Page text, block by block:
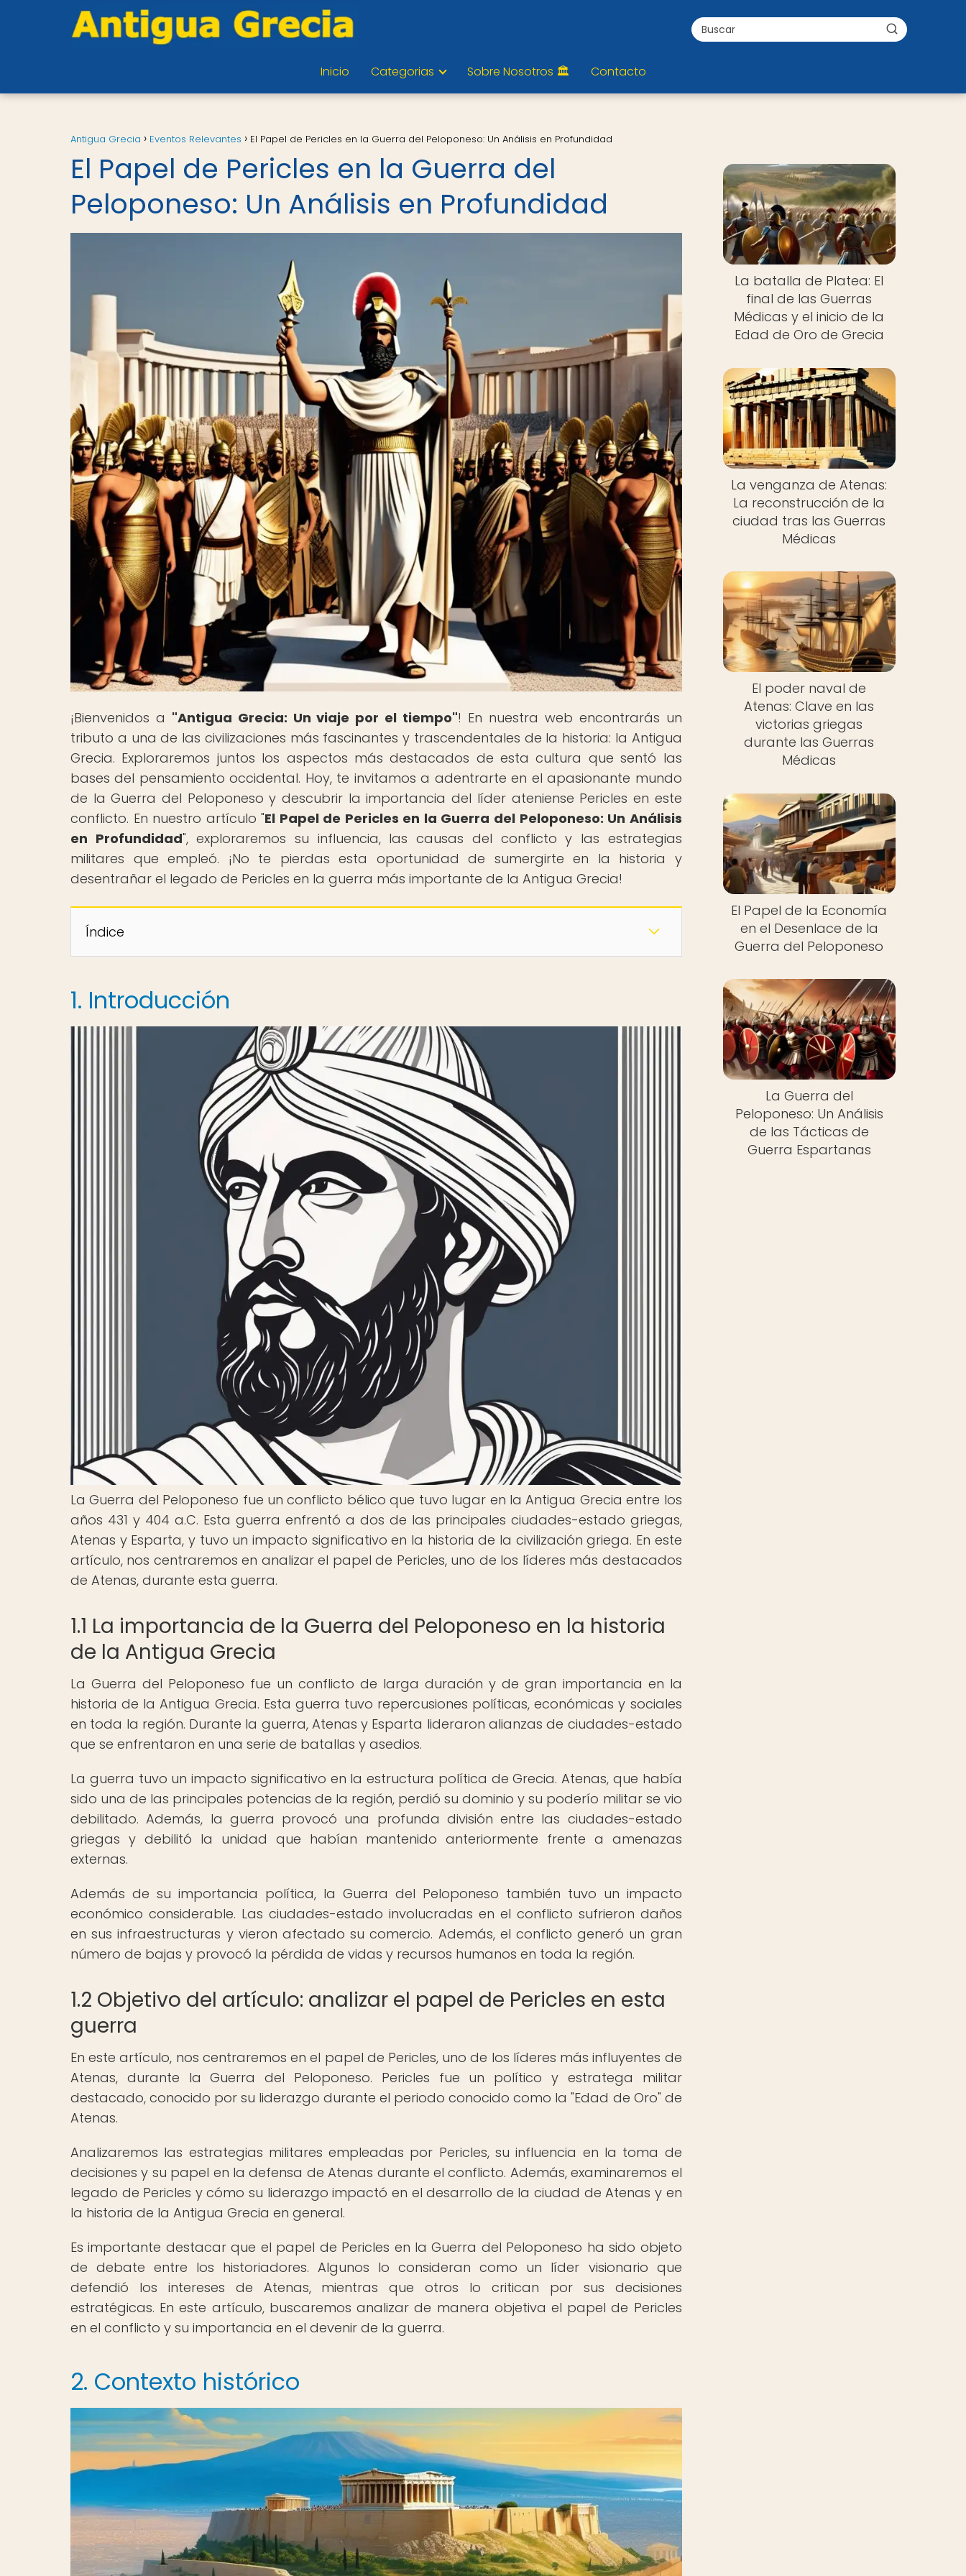
Inicio Categorias Sobre Nosotros 🏛️ Contacto
Antigua Grecia Eventos Relevantes El Papel de Pericles en la Guerra del Peloponeso: Un Análisis en Profundidad
El Papel de Pericles en la Guerra del
Peloponeso: Un Análisis en Profundidad
¡Bienvenidos a "Antigua Grecia: Un viaje por el tiempo"! En nuestra web encontrarás un
tributo a una de las civilizaciones más fascinantes y trascendentales de la historia: la Antigua
Grecia. Exploraremos juntos los aspectos más destacados de esta cultura que sentó las
bases del pensamiento occidental. Hoy, te invitamos a adentrarte en el apasionante mundo
de la Guerra del Peloponeso y descubrir la importancia del líder ateniense Pericles en este
conflicto. En nuestro artículo "El Papel de Pericles en la Guerra del Peloponeso: Un Análisis
en Profundidad", exploraremos su influencia, las causas del conflicto y las estrategias
militares que empleó. ¡No te pierdas esta oportunidad de sumergirte en la historia y
desentrañar el legado de Pericles en la guerra más importante de la Antigua Grecia!
Índice
1. Introducción
La Guerra del Peloponeso fue un conflicto bélico que tuvo lugar en la Antigua Grecia entre los
años 431 y 404 a.C. Esta guerra enfrentó a dos de las principales ciudades-estado griegas,
Atenas y Esparta, y tuvo un impacto significativo en la historia de la civilización griega. En este
artículo, nos centraremos en analizar el papel de Pericles, uno de los líderes más destacados
de Atenas, durante esta guerra.
1.1 La importancia de la Guerra del Peloponeso en la historia
de la Antigua Grecia
La Guerra del Peloponeso fue un conflicto de larga duración y de gran importancia en la
historia de la Antigua Grecia. Esta guerra tuvo repercusiones políticas, económicas y sociales
en toda la región. Durante la guerra, Atenas y Esparta lideraron alianzas de ciudades-estado
que se enfrentaron en una serie de batallas y asedios.
La guerra tuvo un impacto significativo en la estructura política de Grecia. Atenas, que había
sido una de las principales potencias de la región, perdió su dominio y su poderío militar se vio
debilitado. Además, la guerra provocó una profunda división entre las ciudades-estado
griegas y debilitó la unidad que habían mantenido anteriormente frente a amenazas
externas.
Además de su importancia política, la Guerra del Peloponeso también tuvo un impacto
económico considerable. Las ciudades-estado involucradas en el conflicto sufrieron daños
en sus infraestructuras y vieron afectado su comercio. Además, el conflicto generó un gran
número de bajas y provocó la pérdida de vidas y recursos humanos en toda la región.
1.2 Objetivo del artículo: analizar el papel de Pericles en esta
guerra
En este artículo, nos centraremos en el papel de Pericles, uno de los líderes más influyentes de
Atenas, durante la Guerra del Peloponeso. Pericles fue un político y estratega militar
destacado, conocido por su liderazgo durante el periodo conocido como la "Edad de Oro" de
Atenas.
Analizaremos las estrategias militares empleadas por Pericles, su influencia en la toma de
decisiones y su papel en la defensa de Atenas durante el conflicto. Además, examinaremos el
legado de Pericles y cómo su liderazgo impactó en el desarrollo de la ciudad de Atenas y en
la historia de la Antigua Grecia en general.
Es importante destacar que el papel de Pericles en la Guerra del Peloponeso ha sido objeto
de debate entre los historiadores. Algunos lo consideran como un líder visionario que
defendió los intereses de Atenas, mientras que otros lo critican por sus decisiones
estratégicas. En este artículo, buscaremos analizar de manera objetiva el papel de Pericles
en el conflicto y su importancia en el devenir de la guerra.
2. Contexto histórico
La batalla de Platea: El
final de las Guerras
Médicas y el inicio de la
Edad de Oro de Grecia
La venganza de Atenas:
La reconstrucción de la
ciudad tras las Guerras
Médicas
El poder naval de
Atenas: Clave en las
victorias griegas
durante las Guerras
Médicas
El Papel de la Economía
en el Desenlace de la
Guerra del Peloponeso
La Guerra del
Peloponeso: Un Análisis
de las Tácticas de
Guerra Espartanas